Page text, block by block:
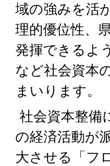
域の強みを活
理的優位性、
発揮できるよ
など社会資本
まいります。
社会資本整備
の経済活動が
大させる「フ